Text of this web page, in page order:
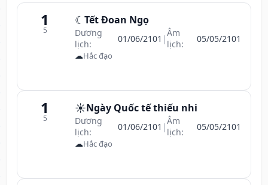
1
5
☾ Tết Đoan Ngọ
Dương
lịch:
01/06/2101 |Âm
lịch:
05/05/2101
☁Hắc đạo
1
5
☀️Ngày Quốc tế thiếu nhi
Dương
lịch:
01/06/2101 |Âm
lịch:
05/05/2101
☁Hắc đạo